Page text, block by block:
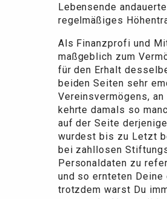
Lebensende
regelmäßiges
Als Finanzprofi und
maßgeblich zum
für den Erhalt
beiden Seiten sehr
Vereinsvermögens,
kehrte damals so
auf der Seite
wurdest bis zu Letzt
bei zahllosen
Personaldaten zu
und so ernteten
trotzdem warst Du